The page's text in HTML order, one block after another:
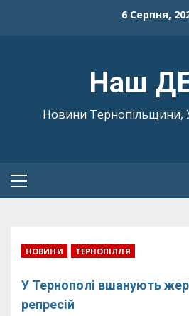
6 Серпня,
Наш
Новини Тернопільщини,
Primary
НОВИНИ ТЕРНОПІЛЛЯ
У Тернополі вшанують
репресій